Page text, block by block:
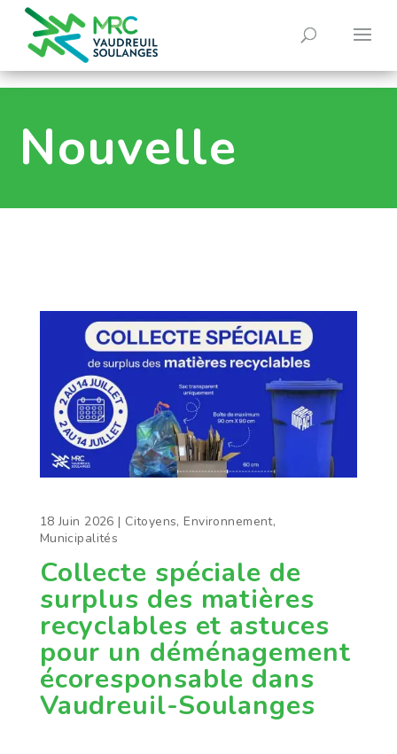
Nouvelle
Collecte spéciale de
surplus des matières
recyclables et astuces
pour un déménagement
écoresponsable dans
Vaudreuil-Soulanges
18 Juin 2026 | Citoyens,Environnement,
Municipalités